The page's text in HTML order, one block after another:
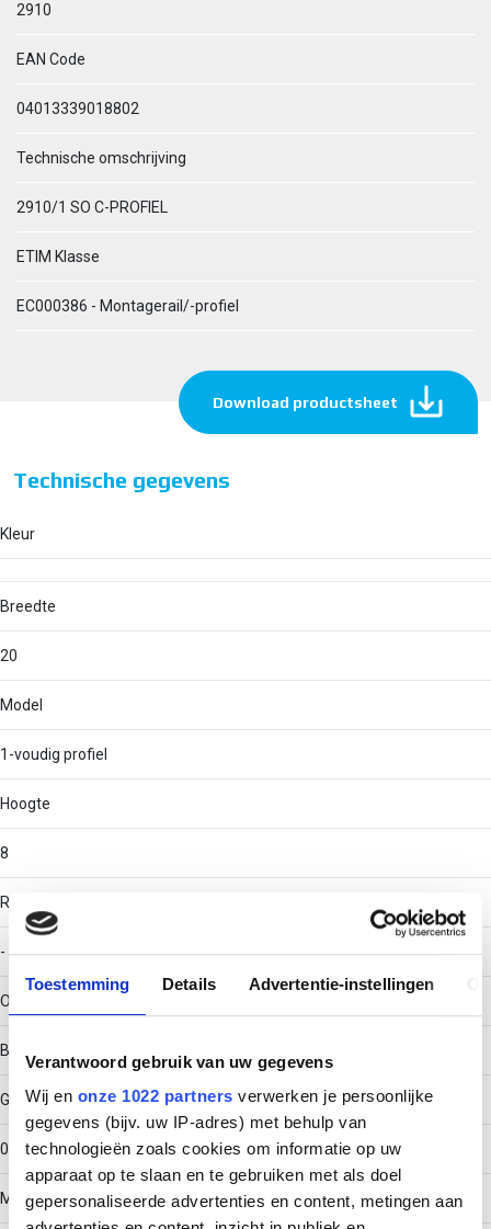
Toestemming Details Advertentie-instellingen
Verantwoord gebruik van uw gegevens
Wij en onze 1022 partners verwerken je persoonlijke
gegevens (bijv. uw IP-adres) met behulp van
technologieën zoals cookies om informatie op uw
apparaat op te slaan en te gebruiken met als doel
gepersonaliseerde advertenties en content, metingen aan
2910
EAN Code
04013339018802
Technische omschrijving
2910/1 SO C-PROFIEL
ETIM Klasse
EC000386 - Montagerail/-profiel
Download productsheet
Technische gegevens
Kleur
Breedte
20
Model
1-voudig profiel
Hoogte
8
RAL-nummer
-
Oppervlaktebescherming
Bandverzinkt (sendzimir verzinkt)
Gewicht
0.2355
Materiaaldikte